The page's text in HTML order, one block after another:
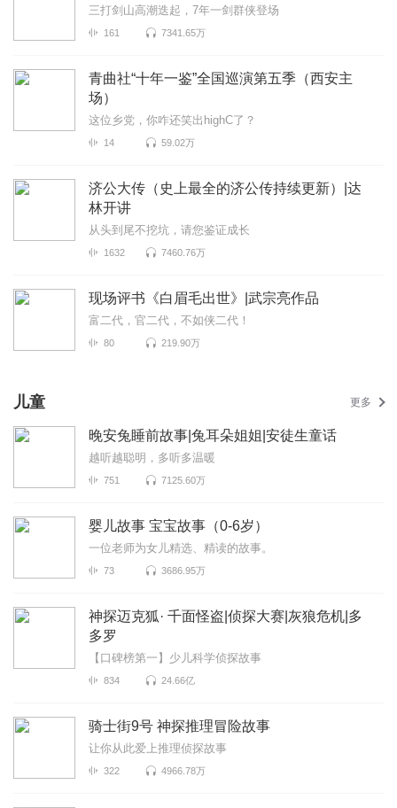
三打剑山高潮迭起，7年一剑群侠登场
161 7341.65万
青曲社“十年一鉴”全国巡演第五季（西安主
场）
这位乡党，你咋还笑出highC了？
14 59.02万
济公大传（史上最全的济公传持续更新）|达
林开讲
从头到尾不挖坑，请您鉴证成长
1632 7460.76万
现场评书《白眉毛出世》|武宗亮作品
富二代，官二代，不如侠二代！
80 219.90万
儿童 更多
晚安兔睡前故事|兔耳朵姐姐|安徒生童话
越听越聪明，多听多温暖
751 7125.60万
婴儿故事 宝宝故事（0-6岁）
一位老师为女儿精选、精读的故事。
73 3686.95万
神探迈克狐· 千面怪盗|侦探大赛|灰狼危机|多
多罗
【口碑榜第一】少儿科学侦探故事
834 24.66亿
骑士街9号 神探推理冒险故事
让你从此爱上推理侦探故事
322 4966.78万